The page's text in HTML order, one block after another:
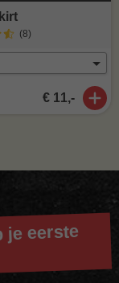
(8)
€ 11,-
eerste